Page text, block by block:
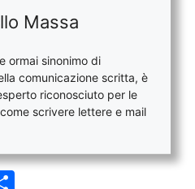
Massa
ormai sinonimo di
comunicazione scritta, è
riconosciuto per le
scrivere lettere e mail